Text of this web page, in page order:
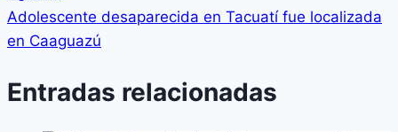
Adolescente desaparecida en Tacuatí fue localizada
en Caaguazú
Entradas relacionadas